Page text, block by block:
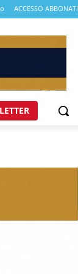
ACCESSO ABBONATI